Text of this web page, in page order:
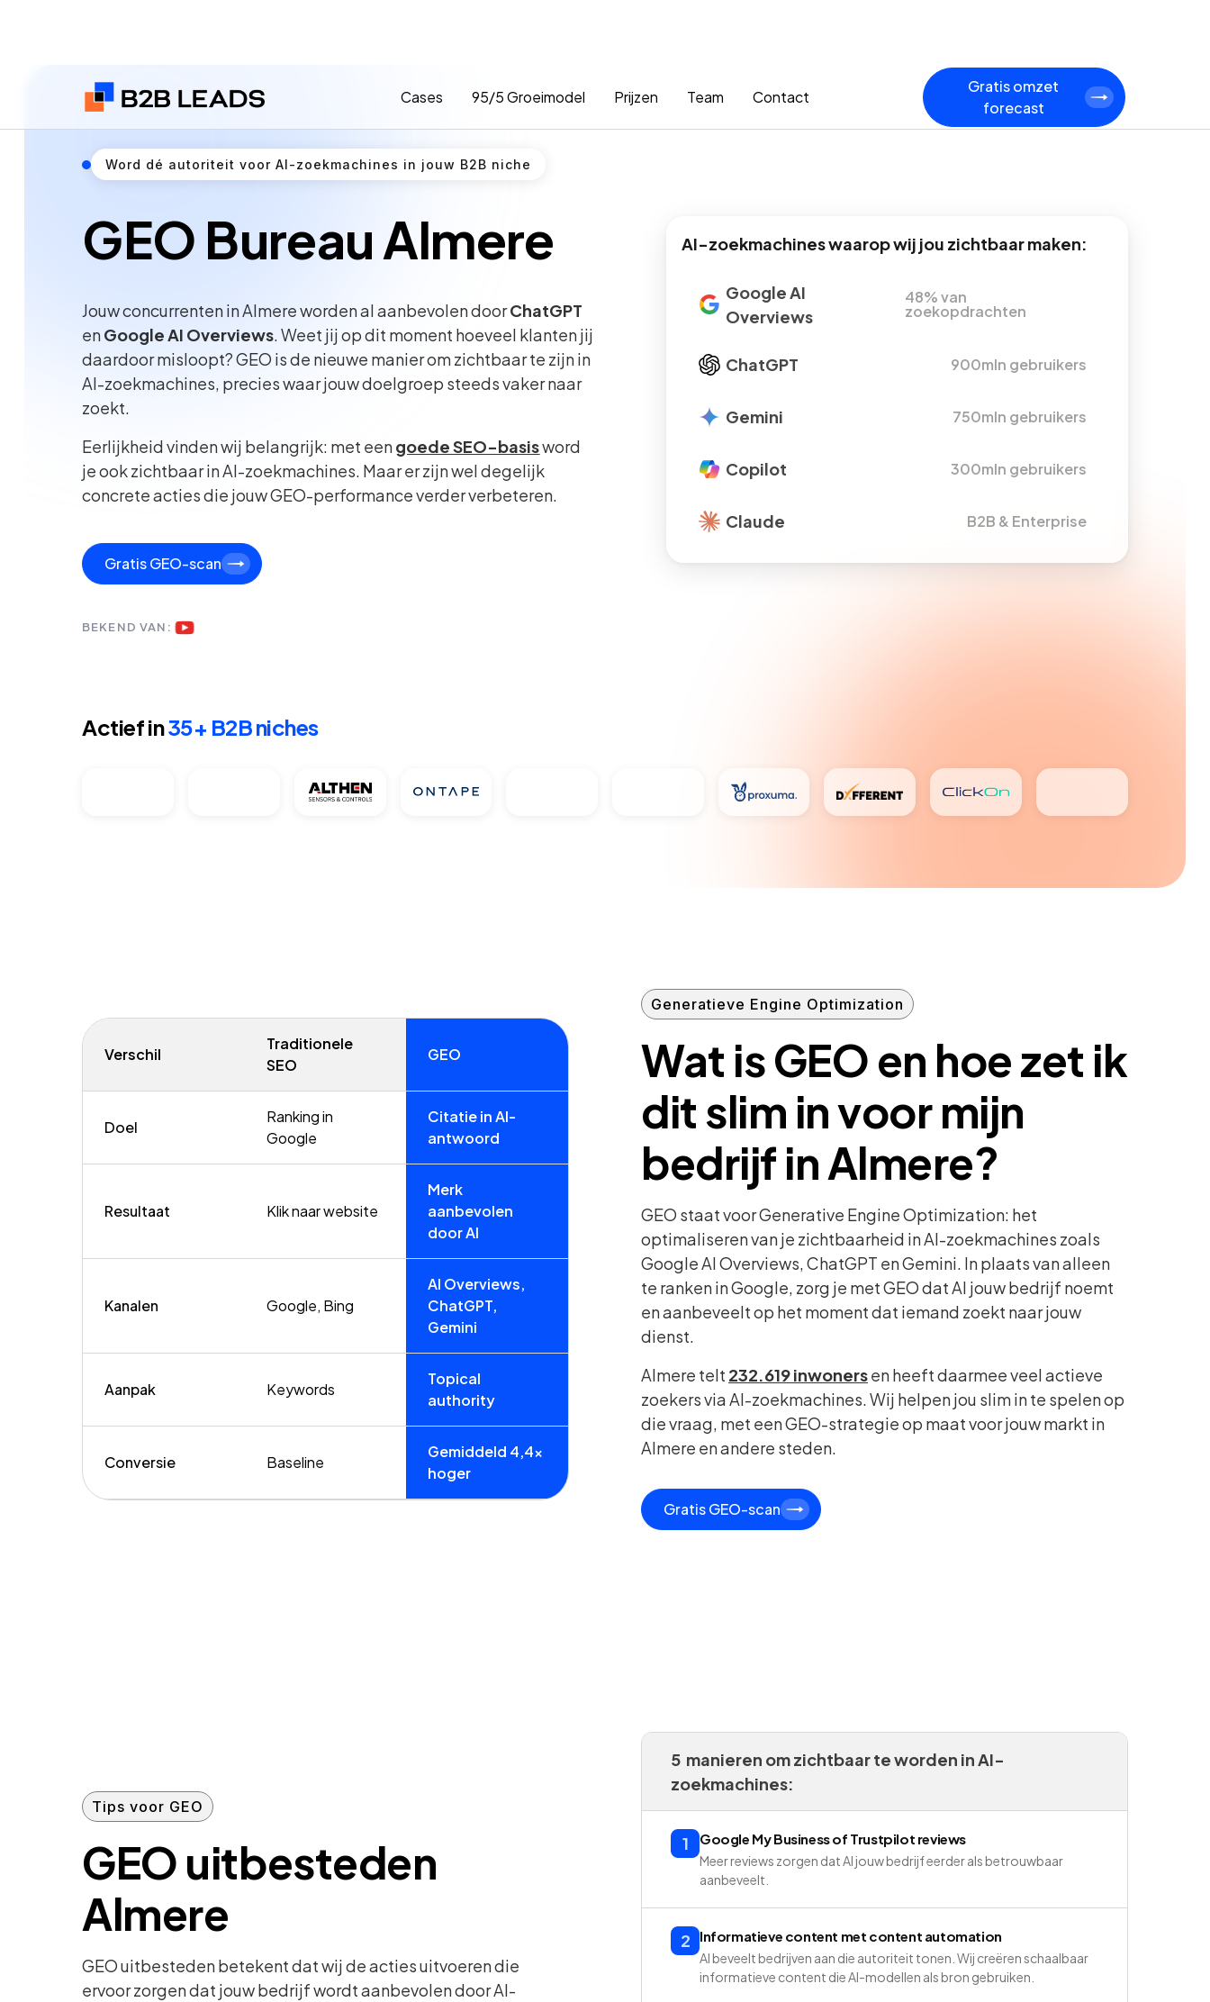
Cases 95/5 Groeimodel Prijzen Team Contact
Gratis omzet
forecast
Word dé autoriteit voor AI-zoekmachines in jouw B2B niche
GEO Bureau Almere
Jouw concurrenten in Almere worden al aanbevolen doorChatGPT
enGoogle AI Overviews . Weet jij op dit moment hoeveel klanten jij
daardoor misloopt? GEO is de nieuwe manier om zichtbaar te zijn in
AI-zoekmachines, precies waar jouw doelgroep steeds vaker naar
zoekt.
Eerlijkheid vinden wij belangrijk: met eengoede SEO-basisword
je ook zichtbaar in AI-zoekmachines. Maar er zijn wel degelijk
concrete acties die jouw GEO-performance verder verbeteren.
Gratis GEO-scan
BEKEND VAN:
AI-zoekmachines waarop wij jou zichtbaar maken:
Google AI
Overviews
48% van
zoekopdrachten
ChatGPT 900mln gebruikers
Gemini 750mln gebruikers
Copilot 300mln gebruikers
Claude B2B & Enterprise
Actief in35+ B2B niches
Verschil
Traditionele
SEO
GEO
Doel
Ranking in
Google
Citatie in AI-
antwoord
Resultaat Klik naar website
Merk
aanbevolen
door AI
Kanalen Google, Bing
AI Overviews,
ChatGPT,
Gemini
Aanpak Keywords
Topical
authority
Conversie Baseline
Gemiddeld 4,4x
hoger
Generatieve Engine Optimization
Wat is GEO en hoe zet ik
dit slim in voor mijn
bedrijf in Almere?
GEO staat voor Generative Engine Optimization: het
optimaliseren van je zichtbaarheid in AI-zoekmachines zoals
Google AI Overviews, ChatGPT en Gemini. In plaats van alleen
te ranken in Google, zorg je met GEO dat AI jouw bedrijf noemt
en aanbeveelt op het moment dat iemand zoekt naar jouw
dienst.
Almere telt 232.619 inwonersen heeft daarmee veel actieve
zoekers via AI-zoekmachines. Wij helpen jou slim in te spelen op
die vraag, met een GEO-strategie op maat voor jouw markt in
Almere en andere steden.
Gratis GEO-scan
Tips voor GEO
GEO uitbesteden
Almere
GEO uitbesteden betekent dat wij de acties uitvoeren die
ervoor zorgen dat jouw bedrijf wordt aanbevolen door AI-
5 manieren om zichtbaar te worden in AI-
zoekmachines:
1 Google My Business of Trustpilot reviews
Meer reviews zorgen dat AI jouw bedrijf eerder als betrouwbaar
aanbeveelt.
2 Informatieve content met content automation
AI beveelt bedrijven aan die autoriteit tonen. Wij creëren schaalbaar
informatieve content die AI-modellen als bron gebruiken.